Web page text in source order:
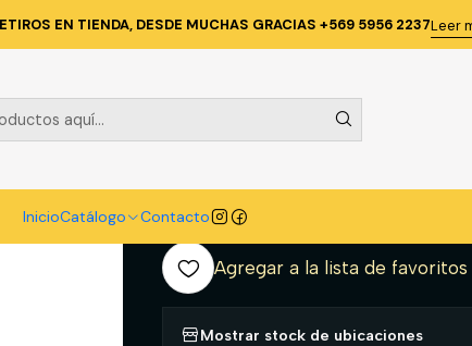
InicioCatálogo Contacto
EN TIENDA, DESDE MUCHAS GRACIAS +569 5956 2237Leer
PARKAS CHAQUETA TÉRMICA PREMIUM M/L
|
CHAQUETA
HOMBRE AZUL T/XL
Cantidad
Agregar a la lista de favoritos
Mostrar stock de ubicaciones